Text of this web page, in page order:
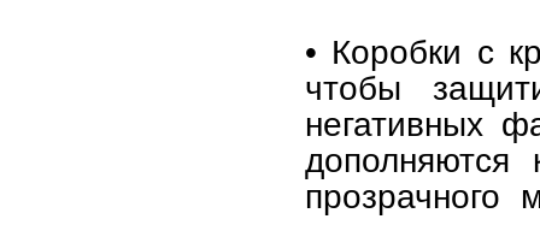
• Коробки с
чтобы
негативных
прозрачного